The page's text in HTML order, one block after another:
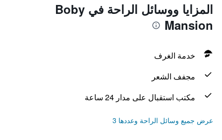
المزايا ووسائل الراحة في Boby
Mansion
خدمة الغرف
مجفف الشعر
مكتب استقبال على مدار 24 ساعة
عرض جميع وسائل الراحة وعددها 3